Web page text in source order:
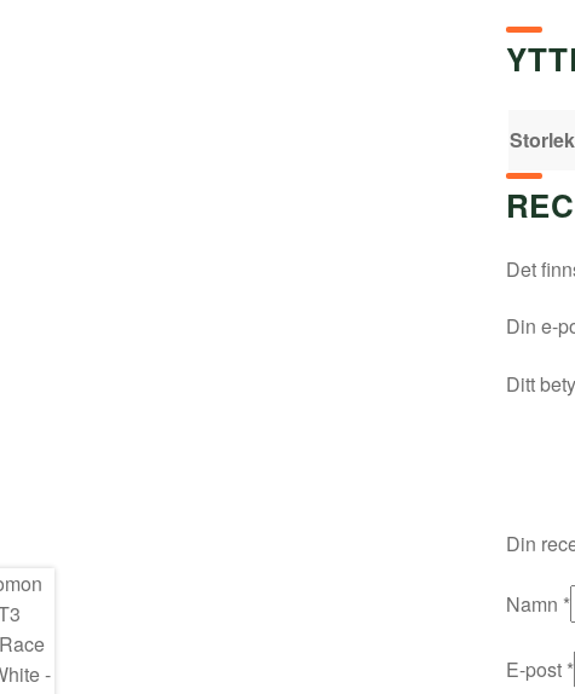
Storlek
Det
Din e-
Ditt
Din
Namn *
E-post *